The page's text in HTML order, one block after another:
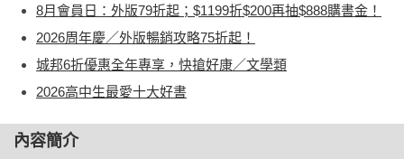
8月會員日：外版79折起；$1199折$200再抽$888購書金！
2026周年慶／外版暢銷攻略75折起！
城邦6折優惠全年專享，快搶好康／文學類
2026高中生最愛十大好書
內容簡介